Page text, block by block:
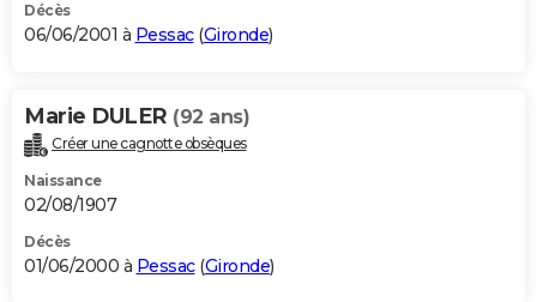
Décès
06/06/2001 à Pessac(Gironde)
Marie DULER (92 ans)
Créer une cagnotte obsèques
Naissance
02/08/1907
Décès
01/06/2000 à Pessac(Gironde)